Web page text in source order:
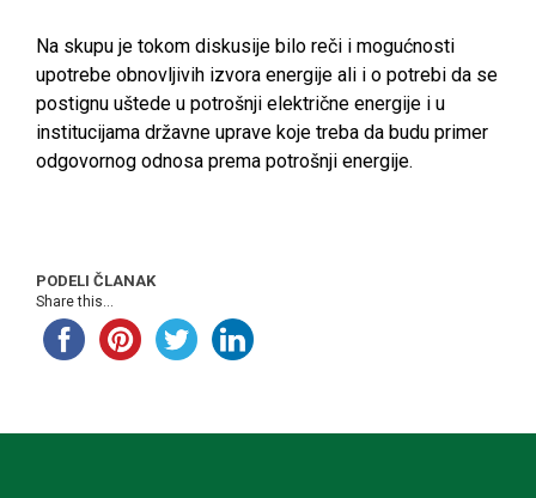
Na skupu je tokom diskusije bilo reči i mogućnosti
upotrebe obnovljivih izvora energije ali i o potrebi da se
postignu uštede u potrošnji električne energije i u
institucijama državne uprave koje treba da budu primer
odgovornog odnosa prema potrošnji energije.
PODELI ČLANAK
Share this...